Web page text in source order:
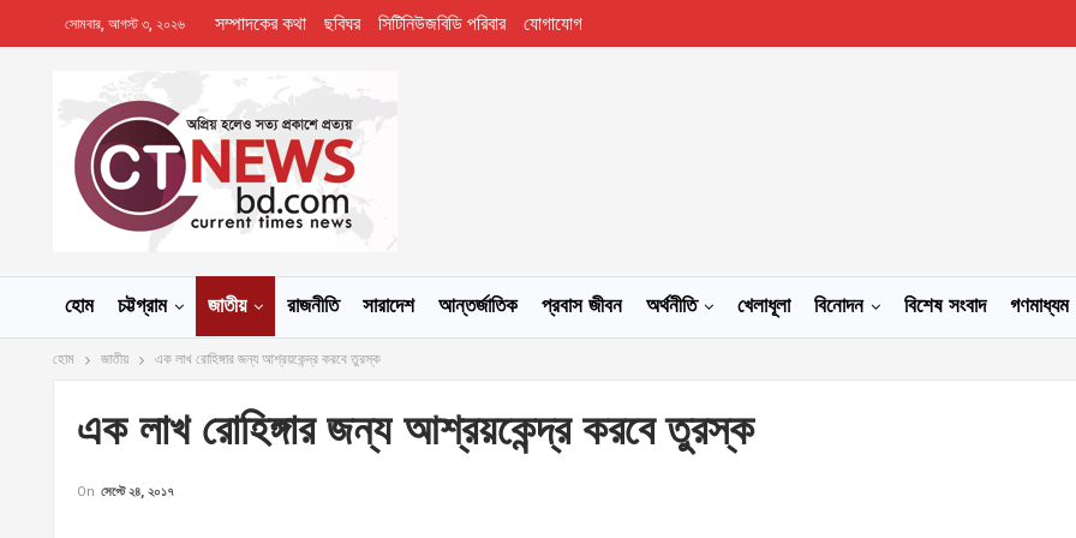
সোমবার, আগস্ট ৩, ২০২৬ সম্পাদকের কথা ছবিঘর সিটিনিউজবিডি পরিবার যোগাযোগ
হোম চট্টগ্রাম জাতীয় রাজনীতি সারাদেশ আন্তর্জাতিক প্রবাস জীবন অর্থনীতি খেলাধূলা বিনোদন বিশেষ সংবাদ গণমাধ্যম
হোম জাতীয় এক লাখ রোহিঙ্গার জন্য আশ্রয়কেন্দ্র করবে তুরস্ক
এক লাখ রোহিঙ্গার জন্য আশ্রয়কেন্দ্র করবে তুরস্ক
On সেপ্টে ২৪, ২০১৭